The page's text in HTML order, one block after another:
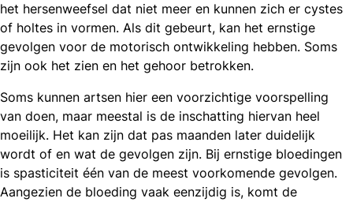
het hersenweefsel dat niet meer en kunnen zich er cystes
of holtes in vormen. Als dit gebeurt, kan het ernstige
gevolgen voor de motorisch ontwikkeling hebben. Soms
zijn ook het zien en het gehoor betrokken.
Soms kunnen artsen hier een voorzichtige voorspelling
van doen, maar meestal is de inschatting hiervan heel
moeilijk. Het kan zijn dat pas maanden later duidelijk
wordt of en wat de gevolgen zijn. Bij ernstige bloedingen
is spasticiteit één van de meest voorkomende gevolgen.
Aangezien de bloeding vaak eenzijdig is, komt de